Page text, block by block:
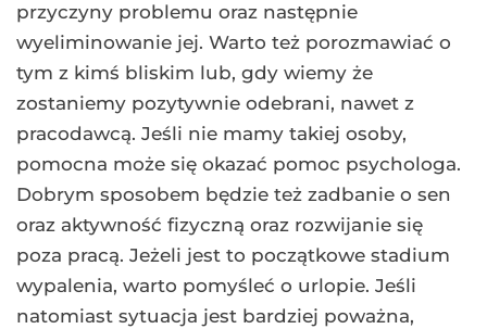
przyczyny problemu oraz następnie
wyeliminowanie jej. Warto też porozmawiać o
tym z kimś bliskim lub, gdy wiemy że
zostaniemy pozytywnie odebrani, nawet z
pracodawcą. Jeśli nie mamy takiej osoby,
pomocna może się okazać pomoc psychologa.
Dobrym sposobem będzie też zadbanie o sen
oraz aktywność fizyczną oraz rozwijanie się
poza pracą. Jeżeli jest to początkowe stadium
wypalenia, warto pomyśleć o urlopie. Jeśli
natomiast sytuacja jest bardziej poważna,